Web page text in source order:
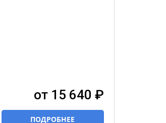
от 15 640 ₽
ПОДРОБНЕЕ